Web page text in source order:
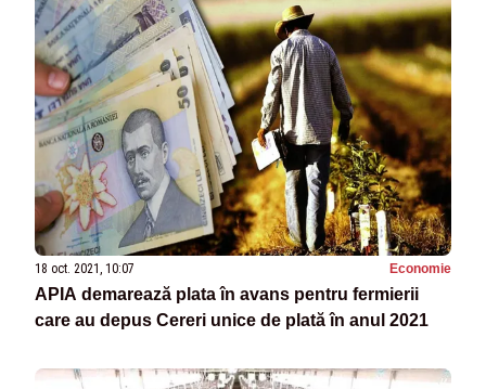
18 oct. 2021, 10:07 Economie
APIA demarează plata în avans pentru fermierii
care au depus Cereri unice de plată în anul 2021